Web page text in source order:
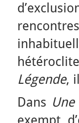
Légende,
Dans
exempt